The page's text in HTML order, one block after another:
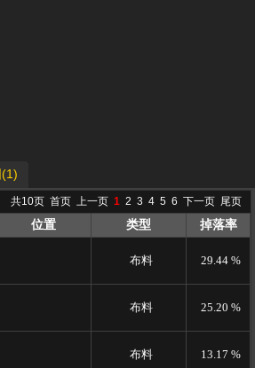
共10页 首页 上一页 1 2 3 4 5 6 下一页 尾页
位置 类型 掉落率
布料 29.44 %
布料 25.20 %
布料 13.17 %